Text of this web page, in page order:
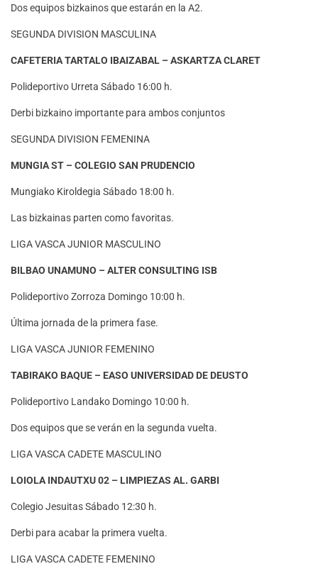
Dos equipos bizkainos que estarán en la A2.
SEGUNDA DIVISION MASCULINA
CAFETERIA TARTALO IBAIZABAL – ASKARTZA CLARET
Polideportivo Urreta Sábado 16:00 h.
Derbi bizkaino importante para ambos conjuntos
SEGUNDA DIVISION FEMENINA
MUNGIA ST – COLEGIO SAN PRUDENCIO
Mungiako Kiroldegia Sábado 18:00 h.
Las bizkainas parten como favoritas.
LIGA VASCA JUNIOR MASCULINO
BILBAO UNAMUNO – ALTER CONSULTING ISB
Polideportivo Zorroza Domingo 10:00 h.
Última jornada de la primera fase.
LIGA VASCA JUNIOR FEMENINO
TABIRAKO BAQUE – EASO UNIVERSIDAD DE DEUSTO
Polideportivo Landako Domingo 10:00 h.
Dos equipos que se verán en la segunda vuelta.
LIGA VASCA CADETE MASCULINO
LOIOLA INDAUTXU 02 – LIMPIEZAS AL. GARBI
Colegio Jesuitas Sábado 12:30 h.
Derbi para acabar la primera vuelta.
LIGA VASCA CADETE FEMENINO